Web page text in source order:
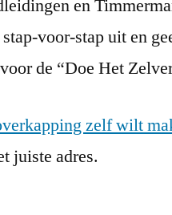
en
voor-stap uit en
de “Doe Het
zelf wilt
juiste adres.